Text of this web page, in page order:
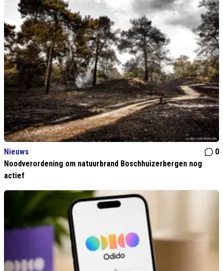
Nieuws
0
Noodverordening om natuurbrand Boschhuizerbergen nog
actief